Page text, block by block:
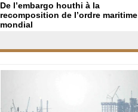
De l’embargo houthi à la
recomposition de l’ordre maritime
mondial